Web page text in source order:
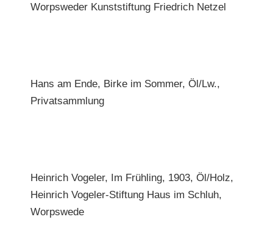
Worpsweder Kunststiftung Friedrich Netzel
Hans am Ende, Birke im Sommer, Öl/Lw.,
Privatsammlung
Heinrich Vogeler, Im Frühling, 1903, Öl/Holz,
Heinrich Vogeler-Stiftung Haus im Schluh,
Worpswede